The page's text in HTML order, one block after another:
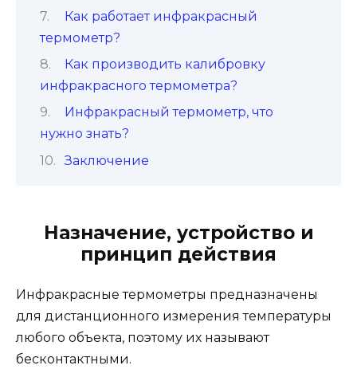
Как работает инфракрасный
термометр?
Как производить калибровку
инфракрасного термометра?
Инфракрасный термометр, что
нужно знать?
Заключение
Назначение, устройство и
принцип действия
Инфракрасные термометры предназначены
для дистанционного измерения температуры
любого объекта, поэтому их называют
бесконтактными.